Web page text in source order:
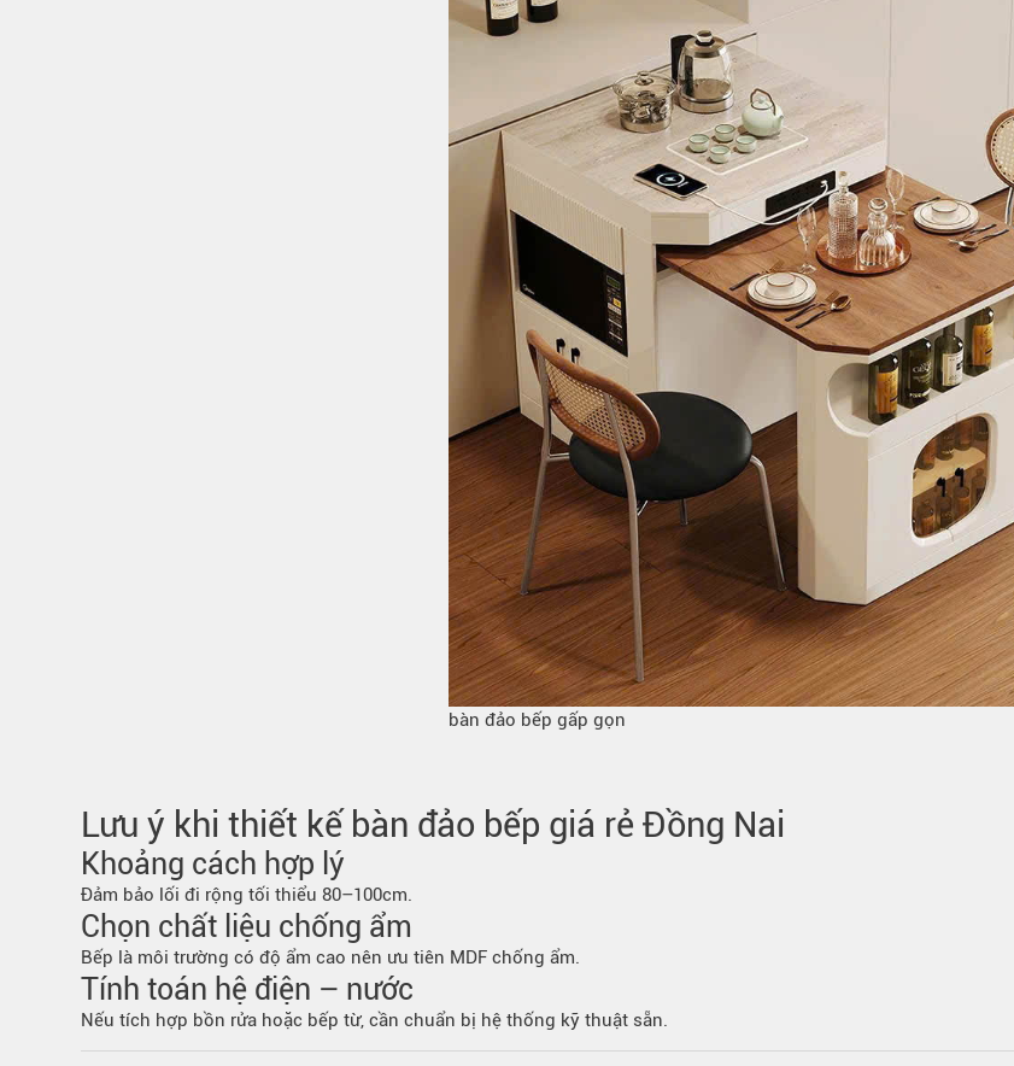
bàn đảo bếp gấp gọn
Lưu ý khi thiết kế bàn đảo bếp giá rẻ Đồng Nai
Khoảng cách hợp lý
Đảm bảo lối đi rộng tối thiểu 80–100cm.
Chọn chất liệu chống ẩm
Bếp là môi trường có độ ẩm cao nên ưu tiên MDF chống ẩm.
Tính toán hệ điện – nước
Nếu tích hợp bồn rửa hoặc bếp từ, cần chuẩn bị hệ thống kỹ thuật sẵn.